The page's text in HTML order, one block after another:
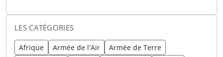
LES CATÉGORIES
Afrique Armée de l'Air
Armée de Terre